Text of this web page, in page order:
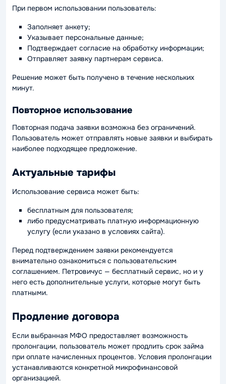
При первом использовании пользователь:
Заполняет анкету;
Указывает персональные данные;
Подтверждает согласие на обработку информации;
Отправляет заявку партнерам сервиса.
Решение может быть получено в течение нескольких
минут.
Повторное использование
Повторная подача заявки возможна без ограничений.
Пользователь может отправлять новые заявки и выбирать
наиболее подходящее предложение.
Актуальные тарифы
Использование сервиса может быть:
бесплатным для пользователя;
либо предусматривать платную информационную
услугу (если указано в условиях сайта).
Перед подтверждением заявки рекомендуется
внимательно ознакомиться с пользовательским
соглашением. Петровичус — бесплатный сервис, но и у
него есть дополнительные услуги, которые могут быть
платными.
Продление договора
Если выбранная МФО предоставляет возможность
пролонгации, пользователь может продлить срок займа
при оплате начисленных процентов. Условия пролонгации
устанавливаются конкретной микрофинансовой
организацией.